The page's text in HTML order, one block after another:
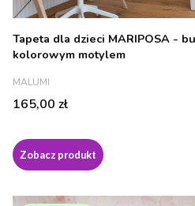
Tapeta dla dzieci MARIPOSA -
kolorowym motylem
PRODUCENT
MALUMI
Cena
165,00 zł
Zobacz produkt